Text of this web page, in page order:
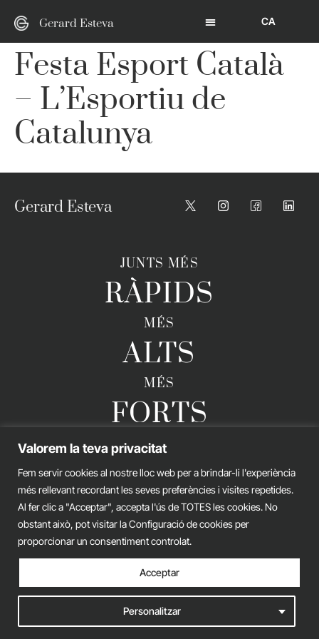
Valorem la teva privacitat
Fem servir cookies al nostre lloc web per a brindar-li l'experiència
més rellevant recordant les seves preferències i visites repetides.
Al fer clic a "Acceptar", accepta l'ús de TOTES les cookies. No
obstant això, pot visitar la Configuració de cookies per
proporcionar un consentiment controlat.
Personalitzar
Acceptar
Gerard Esteva CA
Festa Esport Català
– L’Esportiu de
Catalunya
Gerard Esteva
JUNTS MÉS
RÀPIDS
MÉS
ALTS
MÉS
FORTS
GERARD ESTEVA © 2026. TOTS ELS DRETS RESERVATS
Avís legalPolítica de privacitat Política de cookies
iònic.web